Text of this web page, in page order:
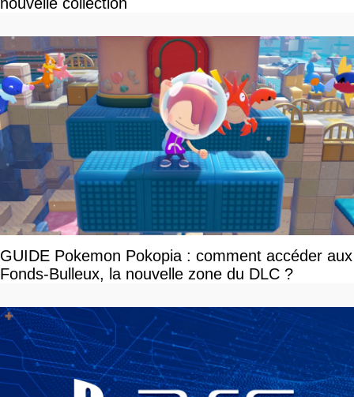
GUIDE Pokemon Pokopia : comment accéder aux
Fonds-Bulleux, la nouvelle zone du DLC ?